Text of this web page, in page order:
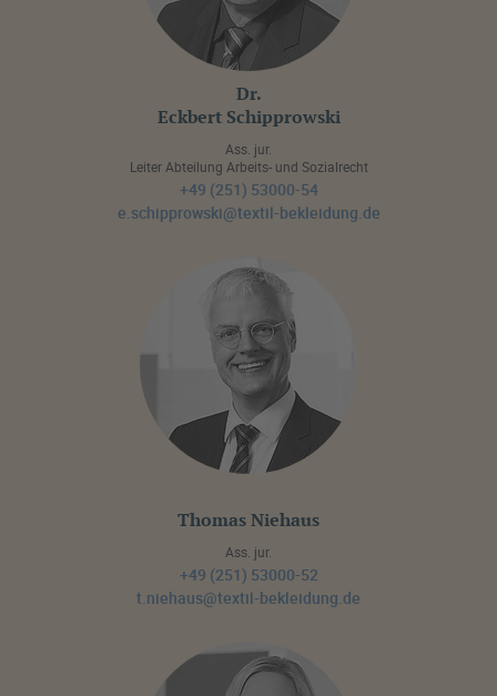
Dr.
Eckbert Schipprowski
Ass. jur.
Leiter Abteilung Arbeits- und Sozialrecht
+49 (251) 53000-54
e.schipprowski@textil-bekleidung.de
Thomas Niehaus
Ass. jur.
+49 (251) 53000-52
t.niehaus@textil-bekleidung.de